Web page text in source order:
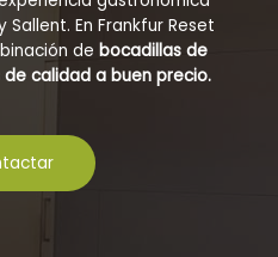
En Frankfur Reset
de bocadillas de
de calidad a buen precio.